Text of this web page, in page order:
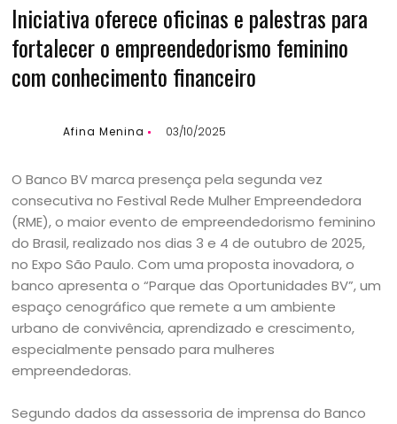
Iniciativa oferece oficinas e palestras para
fortalecer o empreendedorismo feminino
com conhecimento financeiro
Afina Menina 03/10/2025
O Banco BV marca presença pela segunda vez
consecutiva no Festival Rede Mulher Empreendedora
(RME), o maior evento de empreendedorismo feminino
do Brasil, realizado nos dias 3 e 4 de outubro de 2025,
no Expo São Paulo. Com uma proposta inovadora, o
banco apresenta o “Parque das Oportunidades BV”, um
espaço cenográfico que remete a um ambiente
urbano de convivência, aprendizado e crescimento,
especialmente pensado para mulheres
empreendedoras.
Segundo dados da assessoria de imprensa do Banco